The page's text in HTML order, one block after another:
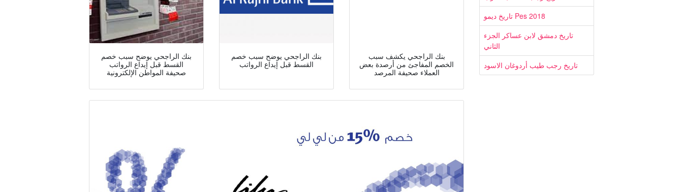
بنك الراجحي يوضح سبب خصم
القسط قبل إيداع الرواتب
صحيفة المواطن الإلكترونية
بنك الراجحي يوضح سبب خصم
القسط قبل إيداع الرواتب
بنك الراجحي يكشف سبب
الخصم المفاجئ من أرصدة بعض
العملاء صحيفة المرصد
تاريخ ديمو Pes 2018
تاريخ دمشق لابن عساكر الجزء
الثاني
تاريخ رجب طيب أردوغان الاسود